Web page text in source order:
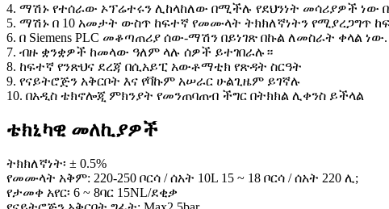
4. ማሽኑ የተሰራው ኦፕሬተሩን ሊከላከለው በሚችሉ የደህንነት መሳሪያዎች ነው
5. ማሽኑ በ 10 አመታት ውስጥ ከፍተኛ የመሙላት ትክክለኛነትን የሚያረጋግጥ
6. በ Siemens PLC መቆጣጠሪያ ሰው-ማሽን በይነገጽ በኩል ለመስራት ቀላል ነው.
7. ብዙ ቋንቋዎች ከመላው ዓለም ላሉ ሰዎች ይተገበራሉ።
8. ከፍተኛ የንጽህና ደረጃ በሲአይፒ አውቶማቲክ የጽዳት ስርዓት
9. የናይትሮጅን አቅርቦት እና የቫኩም አሠራር ሁልጊዜም ይገኛሉ
10. በአዲስ ቴክኖሎጂ ምክንያት የመንጠባጠብ ችግር በትክክል ሊቀንስ ይችላል
ቴክኒካዊ መለኪያዎች
ትክክለኛነት፡ ± 0.5%
የመሙላት አቅም: 220-250 ቦርሳ / ሰአት 10L 15 ~ 18 ቦርሳ / ሰአት 220 ሊ;
የታመቀ አየር፡ 6 ~ 8ባር 15NL/ደቂቃ